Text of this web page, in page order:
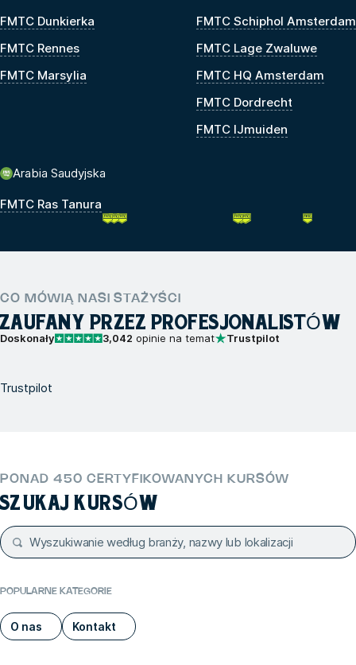
FMTC Dunkierka
FMTC Rennes
FMTC Marsylia
FMTC Schiphol Amsterdam
FMTC Lage Zwaluwe
FMTC HQ Amsterdam
FMTC Dordrecht
FMTC IJmuiden
Arabia Saudyjska
FMTC Ras Tanura
CO MÓWIĄ NASI STAŻYŚCI
ZAUFANY PRZEZ PROFESJONALISTÓW
Doskonały 3,042 opinie na temat Trustpilot
Trustpilot
PONAD 450 CERTYFIKOWANYCH KURSÓW
SZUKAJ KURSÓW
POPULARNE KATEGORIE
O nas Kontakt